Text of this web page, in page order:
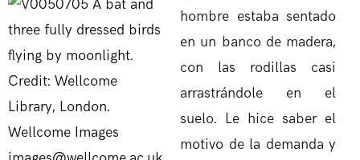
hombre estaba sentado
en un banco de madera,
con las rodillas casi
arrastrándole en el
suelo. Le hice saber el
motivo de la demanda y